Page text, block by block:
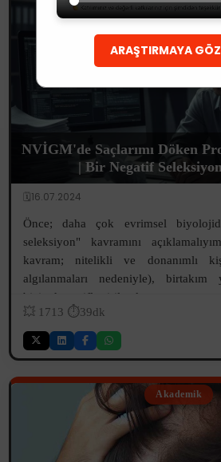
NVİGM'de Saçlarımı Döken
| Bir Negatif
🗓️16.07.2024
Önce; daha çok evrimsel
seleksiyon" kavramını
kavram; nitelikli ve donanımlı
algılanmaları nedeniyle), birtakım
biçimde pasifleştirilerek v...
💥 1713 ⏱️39dk
Akademik
ARAŞTIRMAYA